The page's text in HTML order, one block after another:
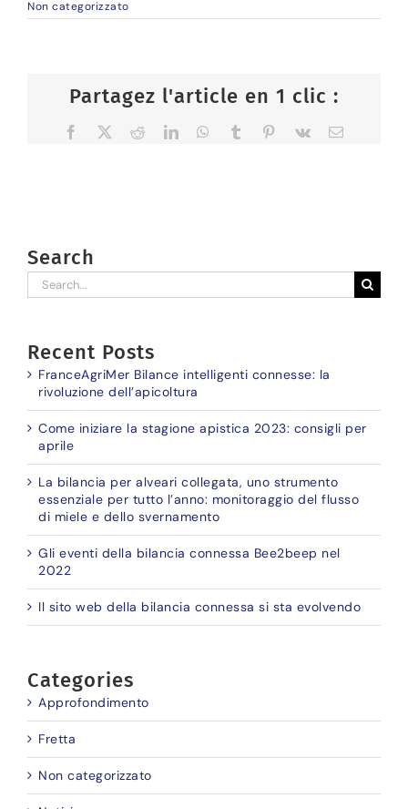
Non categorizzato
Partagez l'article en 1 clic :
Facebook RedditLinkedInWhatsApp
Tumblr Pinterest
Vk Email
Search
Search
for:
Recent Posts
FranceAgriMer Bilance intelligenti connesse: la
rivoluzione dell’apicoltura
Come iniziare la stagione apistica 2023: consigli per
aprile
La bilancia per alveari collegata, uno strumento
essenziale per tutto l’anno: monitoraggio del flusso
di miele e dello svernamento
Gli eventi della bilancia connessa Bee2beep nel
2022
Il sito web della bilancia connessa si sta evolvendo
Categories
Approfondimento
Fretta
Non categorizzato